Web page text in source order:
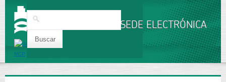
Buscar
SEDE ELECTRÓNICA